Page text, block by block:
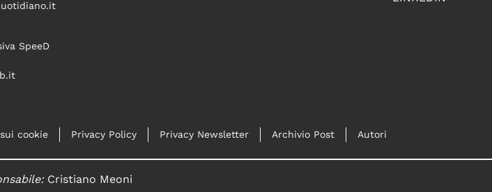
SpeeD
cookie Privacy Policy Privacy Newsletter Archivio Post Autori
Cristiano Meoni